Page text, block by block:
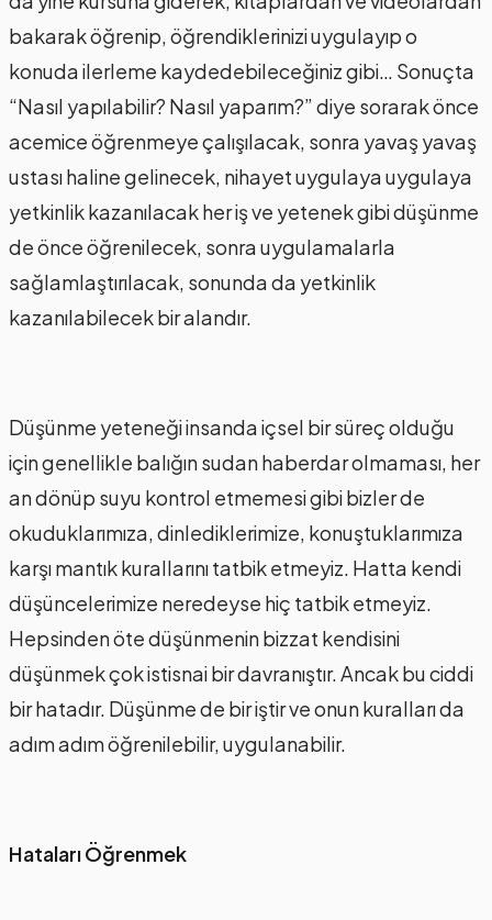
bakarak öğrenip, öğrendiklerinizi uygulayıp o
konuda ilerleme kaydedebileceğiniz gibi… Sonuçta
“Nasıl yapılabilir? Nasıl yaparım?” diye sorarak önce
acemice öğrenmeye çalışılacak, sonra yavaş yavaş
ustası haline gelinecek, nihayet uygulaya uygulaya
yetkinlik kazanılacak her iş ve yetenek gibi düşünme
de önce öğrenilecek, sonra uygulamalarla
sağlamlaştırılacak, sonunda da yetkinlik
kazanılabilecek bir alandır.
Düşünme yeteneği insanda içsel bir süreç olduğu
için genellikle balığın sudan haberdar olmaması, her
an dönüp suyu kontrol etmemesi gibi bizler de
okuduklarımıza, dinlediklerimize, konuştuklarımıza
karşı mantık kurallarını tatbik etmeyiz. Hatta kendi
düşüncelerimize neredeyse hiç tatbik etmeyiz.
Hepsinden öte düşünmenin bizzat kendisini
düşünmek çok istisnai bir davranıştır. Ancak bu ciddi
bir hatadır. Düşünme de bir iştir ve onun kuralları da
adım adım öğrenilebilir, uygulanabilir.
Hataları Öğrenmek